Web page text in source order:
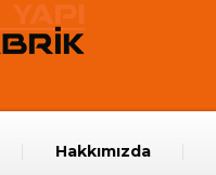
Hakkımızda